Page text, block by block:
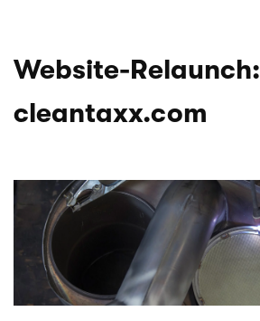
Website-Relaunch:
cleantaxx.com